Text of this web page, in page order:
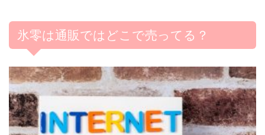
氷零は通販ではどこで売ってる？